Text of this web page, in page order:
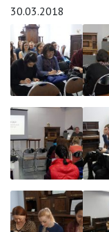
30.03.2018